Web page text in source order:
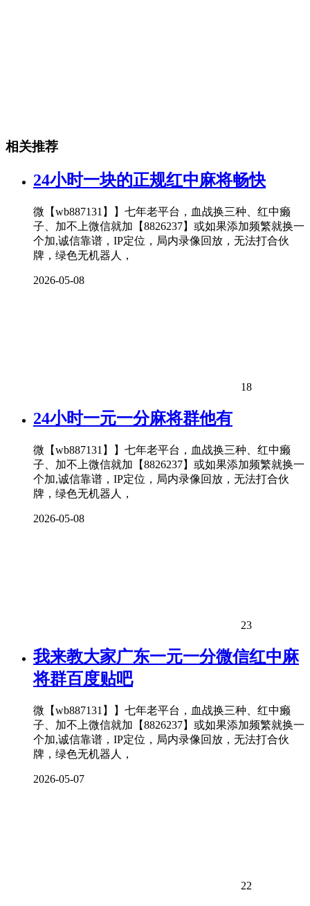
相关推荐
24小时一块的正规红中麻将畅快
微【wb887131】】七年老平台，血战换三种、红中癞
子、加不上微信就加【8826237】或如果添加频繁就换一
个加,诚信靠谱，IP定位，局内录像回放，无法打合伙
牌，绿色无机器人，
2026-05-08
18
24小时一元一分麻将群他有
微【wb887131】】七年老平台，血战换三种、红中癞
子、加不上微信就加【8826237】或如果添加频繁就换一
个加,诚信靠谱，IP定位，局内录像回放，无法打合伙
牌，绿色无机器人，
2026-05-08
23
我来教大家广东一元一分微信红中麻
将群百度贴吧
微【wb887131】】七年老平台，血战换三种、红中癞
子、加不上微信就加【8826237】或如果添加频繁就换一
个加,诚信靠谱，IP定位，局内录像回放，无法打合伙
牌，绿色无机器人，
2026-05-07
22